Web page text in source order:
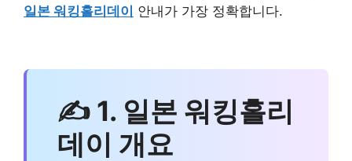
일본 워킹홀리데이 안내가 가장 정확합니다.
✍ 1. 일본 워킹홀리
데이 개요